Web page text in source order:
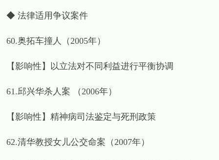
◆ 法律适用争议案件
60.奥拓车撞人（2005年）
【影响性】以立法对不同利益进行平衡协调
61.邱兴华杀人案 （2006年）
【影响性】精神病司法鉴定与死刑政策
62.清华教授女儿公交命案（2007年）